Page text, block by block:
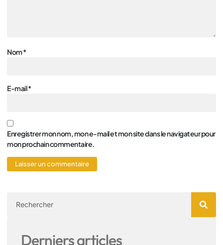
Nom*
E-mail*
Enregistrer mon nom, mon e-mail et mon site dans le navigateur pour
mon prochain commentaire.
Derniers articles